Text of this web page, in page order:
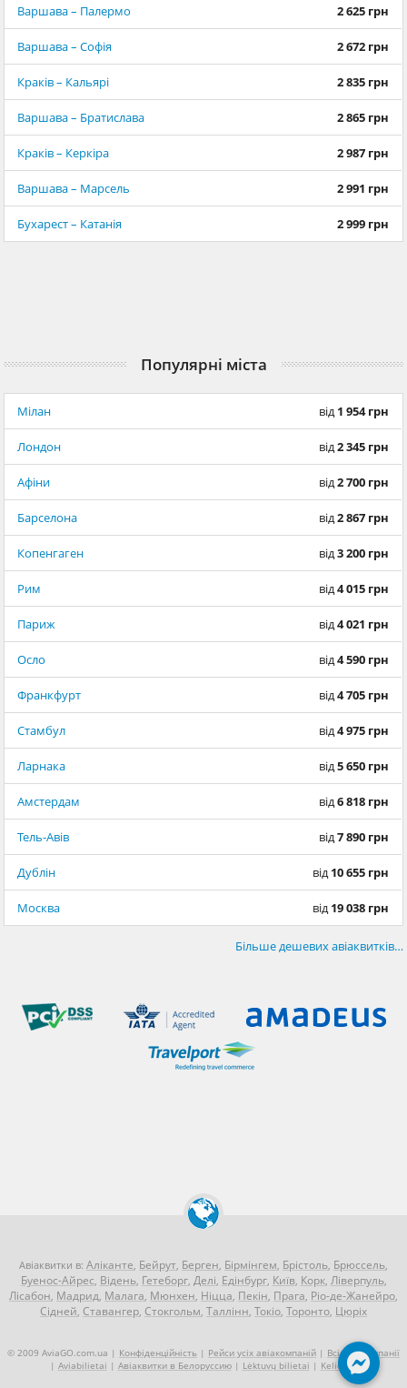
Варшава – Палермо 2 625 грн
Варшава – Софія 2 672 грн
Краків – Кальярі 2 835 грн
Варшава – Братислава 2 865 грн
Краків – Керкіра 2 987 грн
Варшава – Марсель 2 991 грн
Бухарест – Катанія 2 999 грн
Популярні міста
Мілан від1 954 грн
Лондон від2 345 грн
Афіни від2 700 грн
Барселона від2 867 грн
Копенгаген від3 200 грн
Рим від4 015 грн
Париж від4 021 грн
Осло від4 590 грн
Франкфурт від4 705 грн
Стамбул від4 975 грн
Ларнака від5 650 грн
Амстердам від6 818 грн
Тель-Авів від7 890 грн
Дублін від10 655 грн
Москва від19 038 грн
Більше дешевих авіаквитків…
Авіаквитки в: Аліканте, Бейрут, Берген, Бірмінгем, Брістоль, Брюссель,
Буенос-Айрес, Відень, Гетеборг, Делі, Едінбург, Київ, Корк, Ліверпуль,
Лісабон, Мадрид, Малага, Мюнхен, Ніцца, Пекін, Прага, Ріо-де-Жанейро,
Сідней, Ставангер, Стокгольм, Таллінн, Токіо, Торонто, Цюріх
© 2009 AviaGO.com.ua | Конфіденційність | Рейси усіх авіакомпаній | Всі авіакомпанії
| Aviabilietai | Авіаквитки в Белоруссию| Lėktuvų bilietai | Kelionės